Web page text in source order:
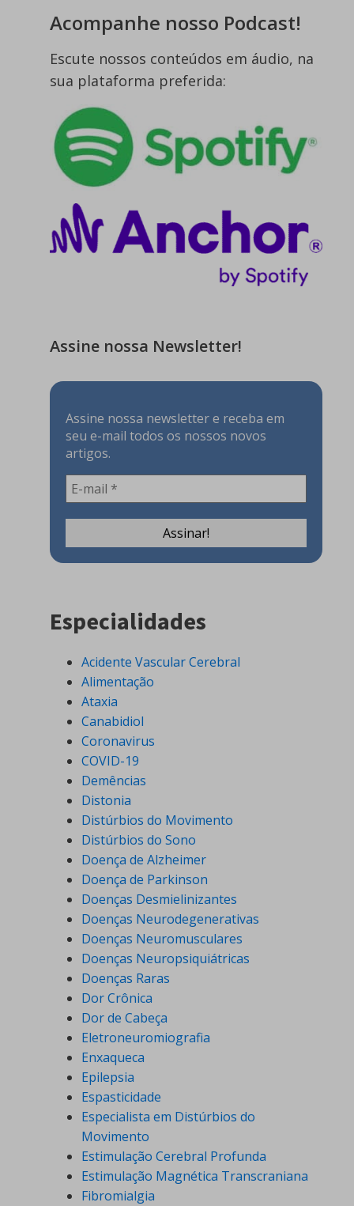
Acompanhe nosso Podcast!
Escute nossos conteúdos em áudio, na
sua plataforma preferida:
Assine nossa Newsletter!
Assine nossa newsletter e receba em
seu e-mail todos os nossos novos
artigos.
Especialidades
Acidente Vascular Cerebral
Alimentação
Ataxia
Canabidiol
Coronavirus
COVID-19
Demências
Distonia
Distúrbios do Movimento
Distúrbios do Sono
Doença de Alzheimer
Doença de Parkinson
Doenças Desmielinizantes
Doenças Neurodegenerativas
Doenças Neuromusculares
Doenças Neuropsiquiátricas
Doenças Raras
Dor Crônica
Dor de Cabeça
Eletroneuromiografia
Enxaqueca
Epilepsia
Espasticidade
Especialista em Distúrbios do
Movimento
Estimulação Cerebral Profunda
Estimulação Magnética Transcraniana
Fibromialgia